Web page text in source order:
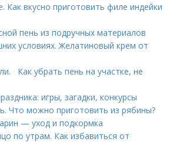
Как вкусно приготовить филе индейки
пень из подручных материалов
условиях. Желатиновый крем от
Как убрать пень на участке, не
игры, загадки, конкурсы
Что можно приготовить из рябины?
— уход и подкормка
по утрам. Как избавиться от